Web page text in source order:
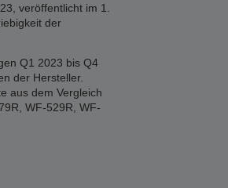
veröffentlicht im 1.
der
Q1 2023 bis Q4
der Hersteller.
aus dem Vergleich
WF-529R, WF-